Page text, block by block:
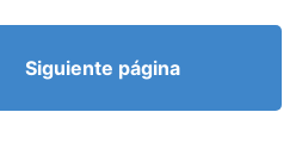
Siguiente página